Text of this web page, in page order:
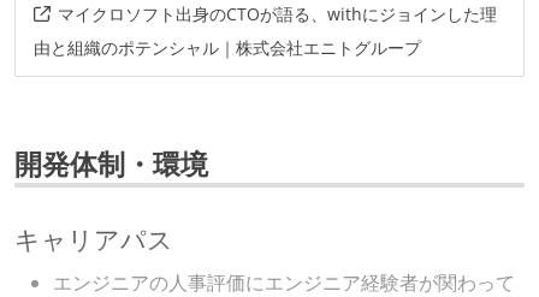
マイクロソフト出身のCTOが語る、withにジョインした理
由と組織のポテンシャル｜株式会社エニトグループ
開発体制・環境
キャリアパス
エンジニアの人事評価にエンジニア経験者が関わって